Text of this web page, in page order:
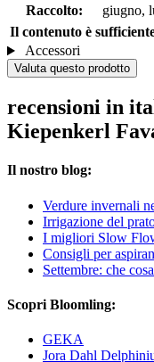
Raccolto:
giugno,
Il contenuto è
Accessori
Valuta questo prodotto
recensioni in
Kiepenkerl
Il nostro blog:
Verdure invernali
Irrigazione del
I migliori Slow
Consigli per
Settembre: che
Scopri Bloomling:
GEKA
Jora Dahl